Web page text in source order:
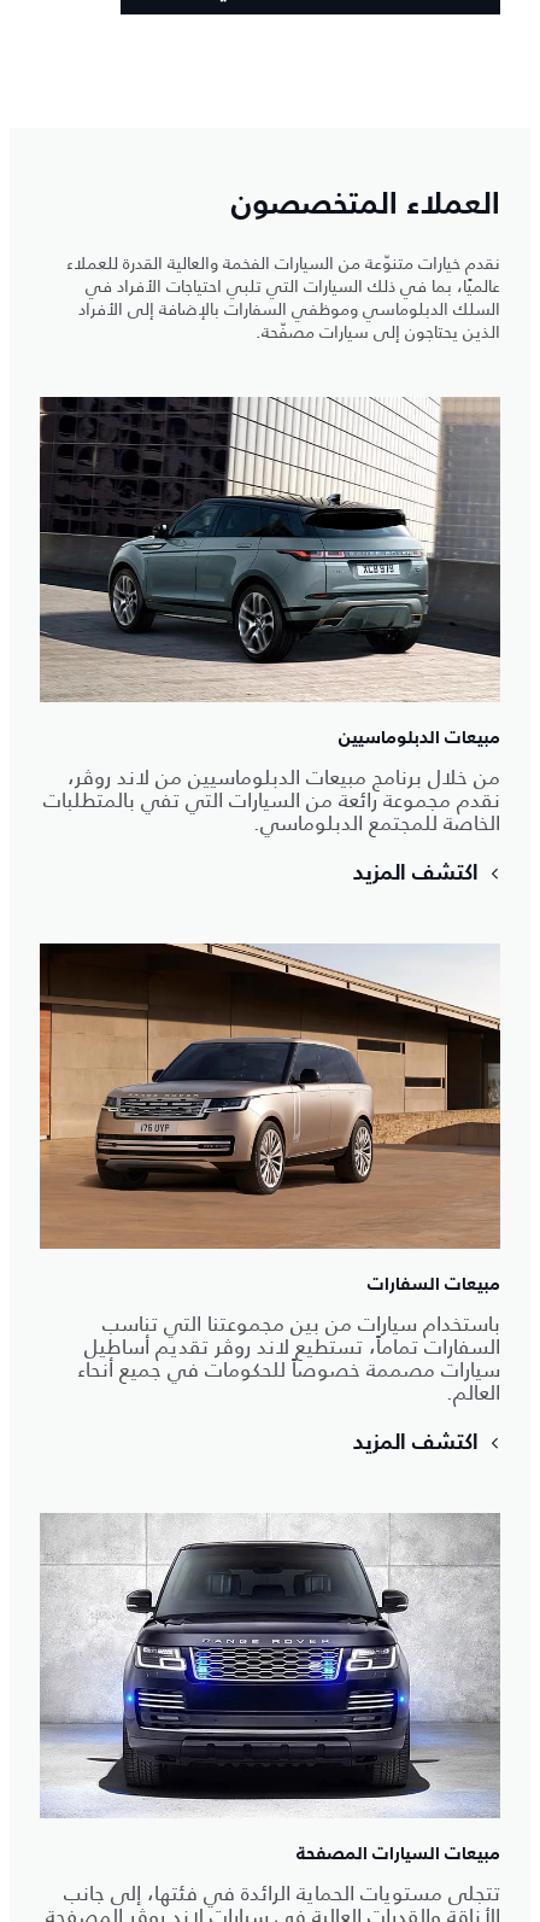
العملاء المتخصصون
نقدم خيارات متنوّعة من السيارات الفخمة والعالية القدرة للعملاء
عالميًا، بما في ذلك السيارات التي تلبي احتياجات الأفراد في
السلك الدبلوماسي وموظفي السفارات بالإضافة إلى الأفراد
الذين يحتاجون إلى سيارات مصفّحة.
مبيعات الدبلوماسيين
من خلال برنامج مبيعات الدبلوماسيين من لاند روڤر،
نقدم مجموعة رائعة من السيارات التي تفي بالمتطلبات
الخاصة للمجتمع الدبلوماسي.
اكتشف المزيد
مبيعات السفارات
باستخدام سيارات من بين مجموعتنا التي تناسب
السفارات تماماً، تستطيع لاند روڤر تقديم أساطيل
سيارات مصممة خصوصاً للحكومات في جميع أنحاء
العالم.
اكتشف المزيد
مبيعات السيارات المصفحة
تتجلى مستويات الحماية الرائدة في فئتها، إلى جانب
الأناقة والقدرات العالية في سيارات لاند روڤر المصفحة